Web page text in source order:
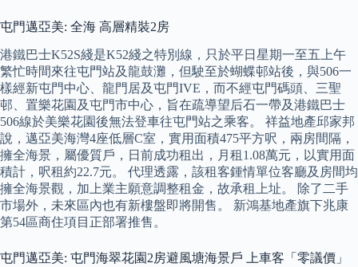
屯門邁亞美: 全海 高層精裝2房
港鐵巴士K52S綫是K52綫之特別線，只於平日星期一至五上午
繁忙時間來往屯門站及龍鼓灘，但駛至於蝴蝶邨站後，與506一
樣經新屯門中心、龍門居及屯門IVE，而不經屯門碼頭、三聖
邨、置樂花園及屯門市中心，旨在疏導望后石一帶及港鐵巴士
506線於美樂花園後無法登車往屯門站之乘客。 祥益地產邱家邦
說，邁亞美海灣4座低層C室，實用面積475平方呎，兩房間隔，
擁全海景，屬優質戶，日前成功租出，月租1.08萬元，以實用面
積計，呎租約22.7元。 代理透露，該租客鍾情單位客廳及房間均
擁全海景觀，加上業主願意調整租金，故承租上址。 除了二手
市場外，未來區內也有新樓盤即將開售。 新鴻基地產旗下兆康
第54區商住項目正部署推售。
屯門邁亞美: 屯門海翠花園2房避風塘海景戶 上車客「零議價」